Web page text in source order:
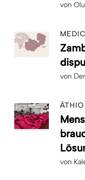
von
von
von